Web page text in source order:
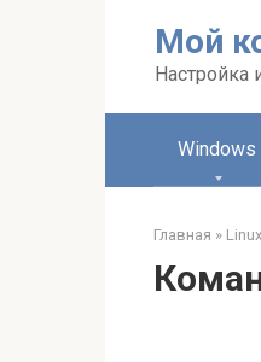
Мой
Windows
Главная » Linux